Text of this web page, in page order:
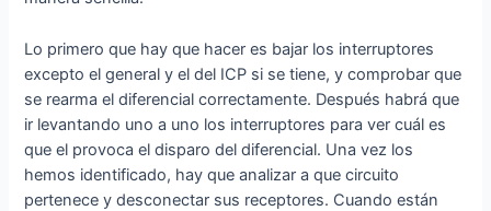
Lo primero que hay que hacer es bajar los interruptores
excepto el general y el del ICP si se tiene, y comprobar que
se rearma el diferencial correctamente. Después habrá que
ir levantando uno a uno los interruptores para ver cuál es
que el provoca el disparo del diferencial. Una vez los
hemos identificado, hay que analizar a que circuito
pertenece y desconectar sus receptores. Cuando están